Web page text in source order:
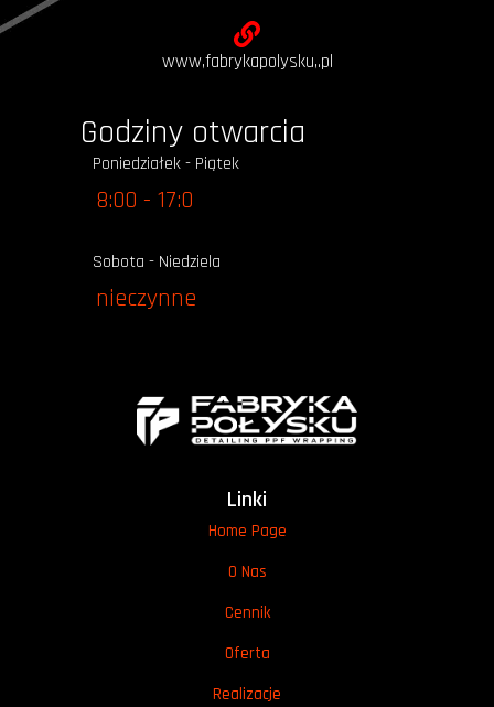
www,fabrykapolysku,.pl
Godziny otwarcia
Poniedziałek - Piątek
8:00 - 17:0
Sobota - Niedziela
nieczynne
Linki
Home Page
O Nas
Cennik
Oferta
Realizacje